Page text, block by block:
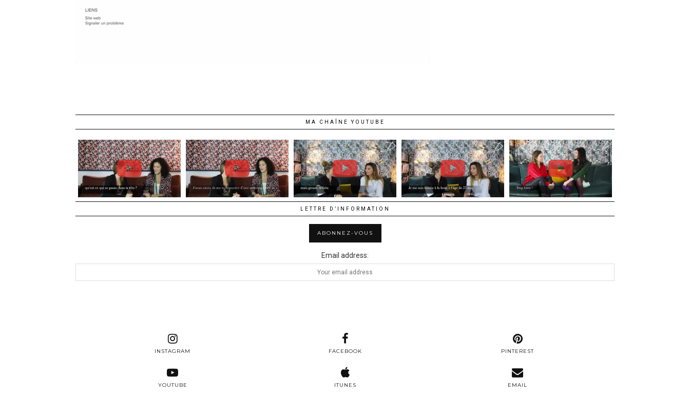
MA CHAÎNE YOUTUBE
LETTRE D’INFORMATION
Email address:
INSTAGRAM FACEBOOK PINTEREST
YOUTUBE ITUNES EMAIL